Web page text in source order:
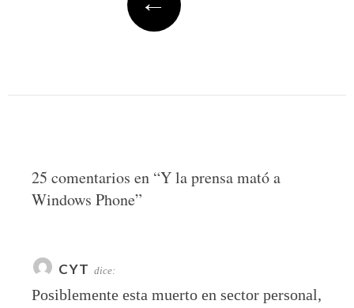
25 comentarios en “Y la prensa mató a
Windows Phone”
CYT dice:
Posiblemente esta muerto en sector personal,